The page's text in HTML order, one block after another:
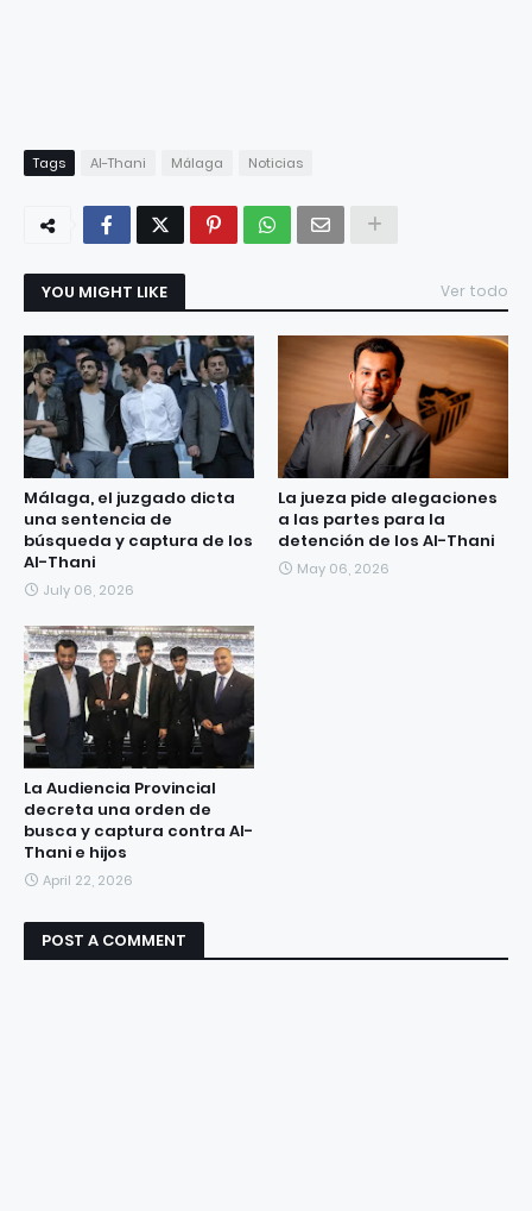
Tags Al-Thani Málaga Noticias
YOU MIGHT LIKE Ver todo
Málaga, el juzgado dicta
una sentencia de
búsqueda y captura de los
Al-Thani
July 06, 2026
La jueza pide alegaciones
a las partes para la
detención de los Al-Thani
May 06, 2026
La Audiencia Provincial
decreta una orden de
busca y captura contra Al-
Thani e hijos
April 22, 2026
POST A COMMENT